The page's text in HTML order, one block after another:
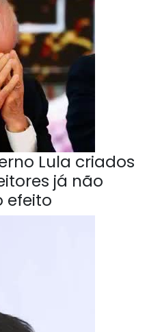
Lula criados
já não
efeito